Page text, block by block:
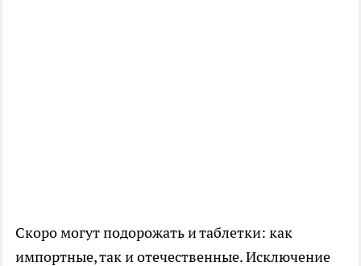
Скоро могут подорожать и таблетки: как
импортные, так и отечественные. Исключение